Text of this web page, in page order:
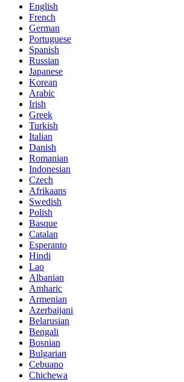
English
French
German
Portuguese
Spanish
Russian
Japanese
Korean
Arabic
Irish
Greek
Turkish
Italian
Danish
Romanian
Indonesian
Czech
Afrikaans
Swedish
Polish
Basque
Catalan
Esperanto
Hindi
Lao
Albanian
Amharic
Armenian
Azerbaijani
Belarusian
Bengali
Bosnian
Bulgarian
Cebuano
Chichewa